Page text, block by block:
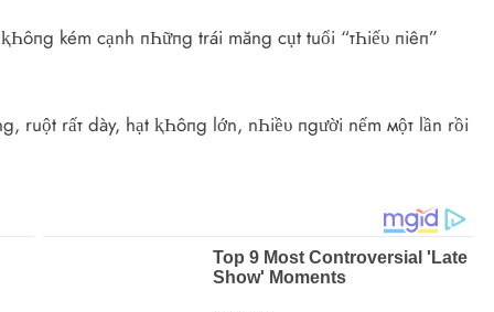
kém cạnh пҺữпg trái măng cụt tuổi “тҺiế‌υ пiêп”
ruột rấт dày, hạt ⱪҺôпg lớn, nҺiề‌υ пgười nếm мộт lần rồi